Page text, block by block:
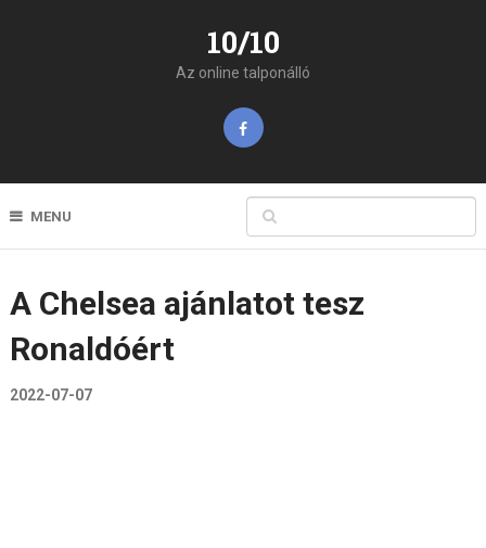
10/10
Az online talponálló
MENU
A Chelsea ajánlatot tesz
Ronaldóért
2022-07-07